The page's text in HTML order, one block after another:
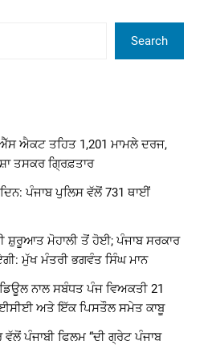
Search
ਐਕਟ ਤਹਿਤ 1,201 ਮਾਮਲੇ ਦਰਜ,
ਤਸਕਰ ਗ੍ਰਿਫ਼ਤਾਰ
ਦਿਨ: ਪੰਜਾਬ ਪੁਲਿਸ ਵੱਲੋਂ 731 ਥਾਈਂ
ਸ਼ੁਰੂਆਤ ਮੋਹਾਲੀ ਤੋਂ ਹੋਈ; ਪੰਜਾਬ ਸਰਕਾਰ
ਮੁੱਖ ਮੰਤਰੀ ਭਗਵੰਤ ਸਿੰਘ ਮਾਨ
ਨਾਲ ਸਬੰਧਤ ਪੰਜ ਵਿਅਕਤੀ 21
ਅਤੇ ਇੱਕ ਪਿਸਤੌਲ ਸਮੇਤ ਕਾਬੂ
ਵੱਲੋਂ ਪੰਜਾਬੀ ਫਿਲਮ “ਦੀ ਗ੍ਰੇਟ ਪੰਜਾਬ